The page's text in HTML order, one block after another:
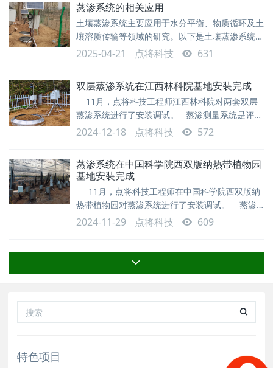
数据，助力科研工作高效开展。 桂山风景区作
为粤港澳大湾区的重要生态屏障，依托广东省林业
科学研究院的科研力量，构建了包含
蒸渗系统的相关应用
土壤蒸渗系统主要应用于水分平衡、物质循环及土
壤溶质传输等领域的研究。以下是土壤蒸渗系统应
用的具体方面：1. 农业与水资源管理作物需水量
研究通过测量不同作物在不同生长阶段的蒸散发
准灌溉决策结合气象数据与土壤水分动态，指导智
能灌溉系统，减少水资源浪费。抗旱作物筛选评估
作物在干旱条件下的水分利用效率（WUE），筛
选耐旱品种。肥料与农药迁移监测灌溉或降雨后养
2025-04-21 点将科技 631
双层蒸渗系统在江西林科院基地安装完成
11月，点将科技工程师江西林科院对两套双层
蒸渗系统进行了安装调试。 蒸渗测量系统是评估
水在土壤中的利用，研究水分平衡、物质平衡、土
壤溶质运移的全新工具。适用于：水分特征曲线研
土壤中物质的迁移、土壤的吸附作用及缓冲性、水
平衡分析、渗滤液分析、地下水补给分析、物质运
移、物质转化研究、耕作方法研究、气候研究、
2024-12-18 点将科技 572
蒸渗系统在中国科学院西双版纳热带植物园
基地安装完成
11月，点将科技工程师在中国科学院西双版纳
热带植物园对蒸渗系统进行了安装调试。 蒸渗
测量系统是评估水在土壤中的利用，研究水分平
衡、物质平衡、土壤溶质运移的全新工具。适用
验、土壤水的流动性、土壤中物质的迁移、土壤的
吸附作用及缓冲性、水平衡分析、渗滤液分析、地
下水补给分析、物质运移、物质转化研究
2024-11-29 点将科技 609
特色项目